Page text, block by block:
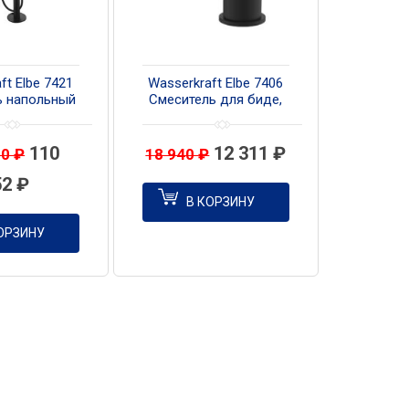
Elbe 7421
напольный
₽ 110
₽
Wasserkraft Elbe 7406
Смеситель для биде,
18 940₽ 12 311₽
В КОРЗИНУ